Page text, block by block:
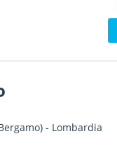
- Lombardia